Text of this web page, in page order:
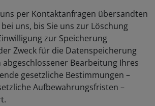
per Kontaktanfragen übersandten
uns, bis Sie uns zur Löschung
zur Speicherung
Zweck für die Datenspeicherung
abgeschlossener Bearbeitung Ihres
gesetzliche Bestimmungen –
Aufbewahrungsfristen –